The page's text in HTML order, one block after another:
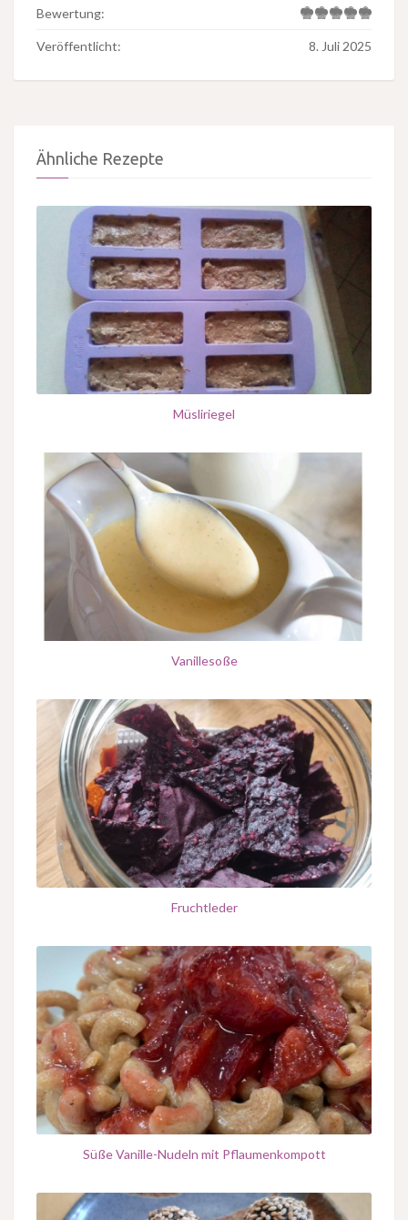
Bewertung:
Veröffentlicht: 8. Juli 2025
Ähnliche Rezepte
Müsliriegel
Vanillesoße
Fruchtleder
Süße Vanille-Nudeln mit Pflaumenkompott